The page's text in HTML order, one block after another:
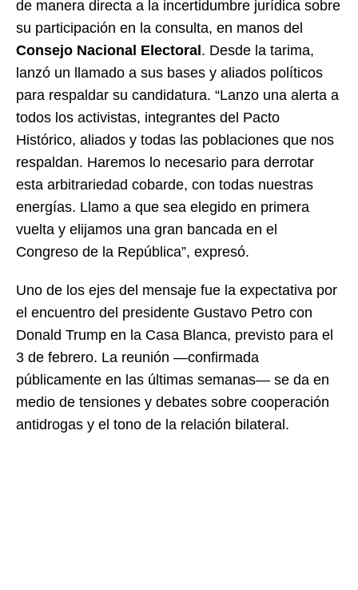
de manera directa a la incertidumbre jurídica sobre
su participación en la consulta, en manos del
Consejo Nacional Electoral. Desde la tarima,
lanzó un llamado a sus bases y aliados políticos
para respaldar su candidatura. “Lanzo una alerta a
todos los activistas, integrantes del Pacto
Histórico, aliados y todas las poblaciones que nos
respaldan. Haremos lo necesario para derrotar
esta arbitrariedad cobarde, con todas nuestras
energías. Llamo a que sea elegido en primera
vuelta y elijamos una gran bancada en el
Congreso de la República”, expresó.
Uno de los ejes del mensaje fue la expectativa por
el encuentro del presidente Gustavo Petro con
Donald Trump en la Casa Blanca, previsto para el
3 de febrero. La reunión —confirmada
públicamente en las últimas semanas— se da en
medio de tensiones y debates sobre cooperación
antidrogas y el tono de la relación bilateral.